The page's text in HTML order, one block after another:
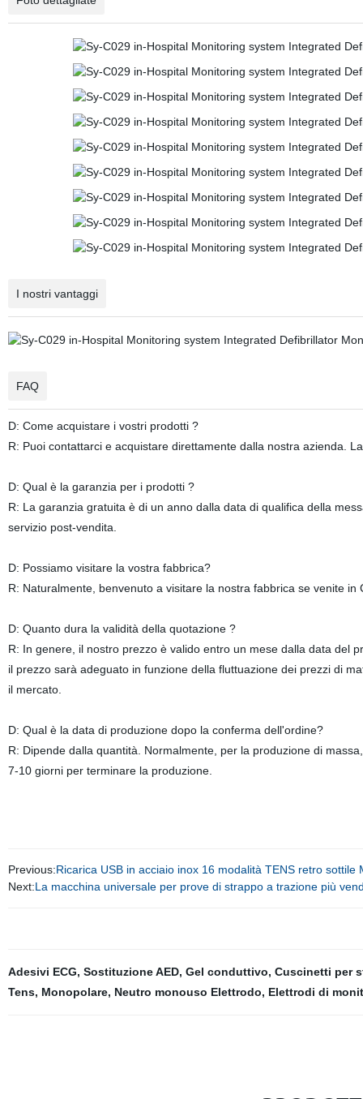
I nostri vantaggi
FAQ
D: Come acquistare i vostri prodotti ?
R: Puoi contattarci e acquistare direttamente dalla nostra azienda.
D: Qual è la garanzia per i prodotti ?
R: La garanzia gratuita è di un anno dalla data di qualifica della
servizio post-vendita.
D: Possiamo visitare la vostra fabbrica?
R: Naturalmente, benvenuto a visitare la nostra fabbrica se venite in
D: Quanto dura la validità della quotazione ?
R: In genere, il nostro prezzo è valido entro un mese dalla data del
il prezzo sarà adeguato in funzione della fluttuazione dei prezzi di
il mercato.
D: Qual è la data di produzione dopo la conferma dell'ordine?
R: Dipende dalla quantità. Normalmente, per la produzione di
7-10 giorni per terminare la produzione.
Previous:Ricarica USB in acciaio inox 16 modalità TENS retro sottile
Next:La macchina universale per prove di strappo a trazione più
Adesivi ECG, Sostituzione AED, Gel conduttivo, Cuscinetti per
Tens, Monopolare, Neutro monouso Elettrodo, Elettrodi di